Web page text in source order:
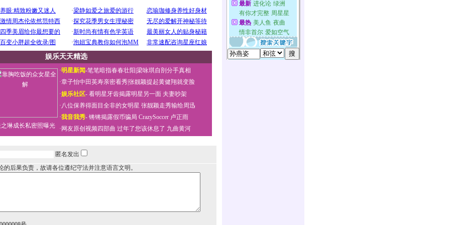
娱乐天天精选
琳成长私密照曝光
·明星新闻-笔笔暗指春春壮阳 梁咏琪自剖分手真相
·章子怡中田英寿亲密看秀张靓颖提起黄健翔就变脸
·娱乐社区- 看明星牙齿揭露明星另一面 夫妻吵架
·八位保养得面目全非的女明星 张靓颖走秀输给周迅
·我音我秀- 锵锵揭露假币骗局 CrazySoccer 卢正雨
· 网友原创视频四部曲 过年了您该休息了 九曲黄河
匿名发出
的后果负责，故请各位遵纪守法并注意语言文明。